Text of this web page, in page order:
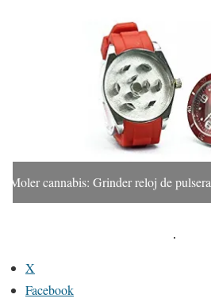
Moler cannabis: Grinder reloj de pulsera
X
Facebook